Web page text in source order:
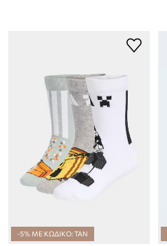
-5% ΜΕ ΚΩΔΙΚΟ: TAN